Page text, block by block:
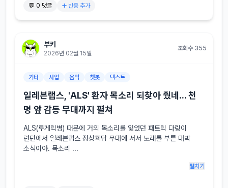
💬 0 댓글 ➕ 반응 추가
부키
2026년 02월 15일
조회수 355
기타 사업 음악 챗봇 텍스트
일레븐랩스, 'ALS' 환자 목소리 되찾아 줬네... 천
명 앞 감동 무대까지 펼쳐
ALS(루게릭병) 때문에 거의 목소리를 잃었던 패트릭 다링이
런던에서 일레븐랩스 정상회담 무대에 서서 노래를 부른 대박
소식이야. 목소리 ...
펼치기